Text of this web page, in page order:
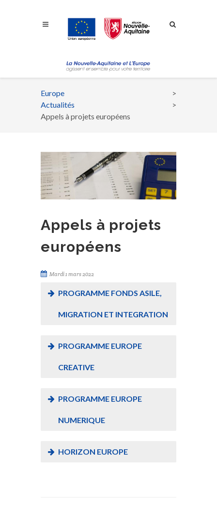
Fil
d'Ariane
Europe
Actualités
Appels à projets européens
Appels à projets
européens
Mardi 1 mars 2022
PROGRAMME FONDS ASILE,
MIGRATION ET INTEGRATION
PROGRAMME EUROPE
CREATIVE
PROGRAMME EUROPE
NUMERIQUE
HORIZON EUROPE